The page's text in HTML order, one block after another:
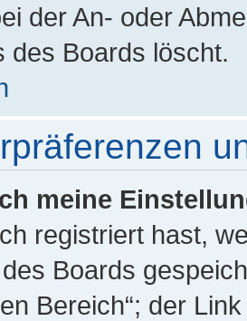
der An- oder
des Boards löscht.
meine
registriert hast,
Boards
Bereich“; der